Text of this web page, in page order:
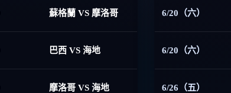
蘇格蘭 VS 摩洛哥
巴西 VS 海地
摩洛哥 VS 海地
6/20（六）
6/20（六）
6/26（五）